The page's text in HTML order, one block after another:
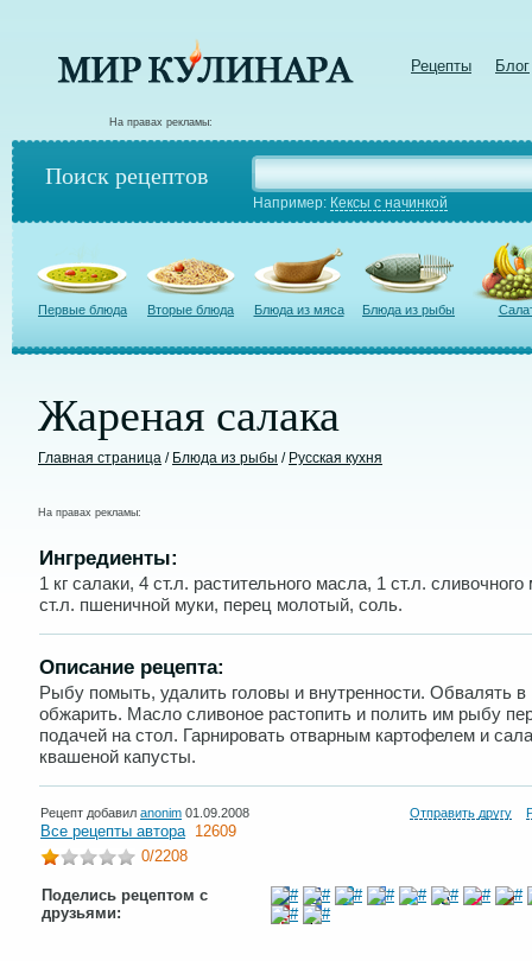
Рецепты Блог
На правах рекламы:
Поиск рецептов
Например: Кексы с начинкой
Первые блюда Вторые блюда Блюда из мяса Блюда из рыбы
Жареная салака
Главная страница / Блюда из рыбы / Русская кухня
На правах рекламы:
Ингредиенты:
1 кг салаки, 4 ст.л. растительного масла, 1 ст.л.
ст.л. пшеничной муки, перец молотый, соль.
Описание рецепта:
Рыбу помыть, удалить головы и внутренности. Обвалять в
обжарить. Масло сливоное растопить и полить им рыбу
подачей на стол. Гарнировать отварным картофелем и
квашеной капусты.
Рецепт добавил anonim 01.09.2008 Отправить другу
Все рецепты автора 12609
0/2208
Поделись рецептом с
друзьями: